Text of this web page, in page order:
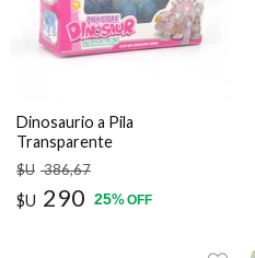
Dinosaurio a Pila
Transparente
$U 386,67
$U 290 25%OFF